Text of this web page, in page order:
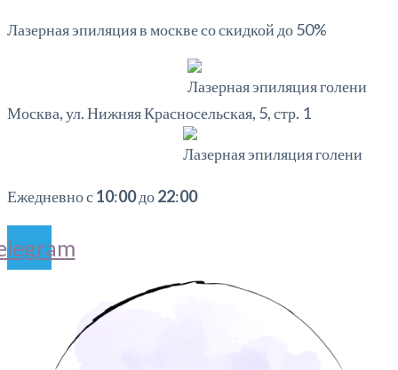
Лазерная эпиляция в москве со скидкой до 50%
Москва, ул. Нижняя Красносельская, 5, стр. 1
Ежедневно с10:00до22:00